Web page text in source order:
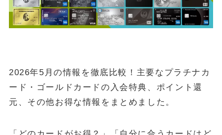
ネット証券 新規口座開設キャンペーン
CAMPAIGN
コラム
2026年5月の情報を徹底比較！主要なプラチナカ
ード・ゴールドカードの入会特典、ポイント還
元、その他お得な情報をまとめました。